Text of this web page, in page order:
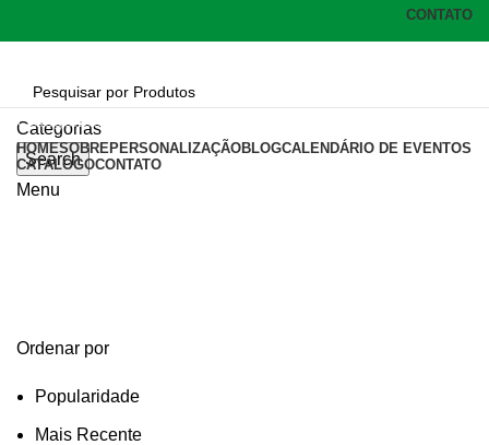
CONTATO
Categorias
Search
Menu
Categorias
HOMESOBREPERSONALIZAÇÃOBLOGCALENDÁRIO DE EVENTOS
CATÁLOGOCONTATO
Ordenar por
Popularidade
Mais Recente